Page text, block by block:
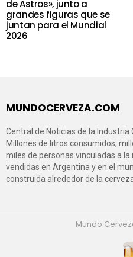
de Astros», junto a
grandes figuras que se
juntan para el Mundial
2026
MUNDOCERVEZA.COM
Central de Noticias de la Industria
Millones de litros consumidos,
miles de personas vinculadas a
vendidas en Argentina y en el
construida alrededor de la
Mundo